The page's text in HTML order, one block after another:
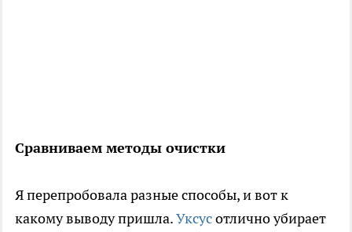
Сравниваем методы очистки
Я перепробовала разные способы, и вот к
какому выводу пришла.Уксусотлично убирает